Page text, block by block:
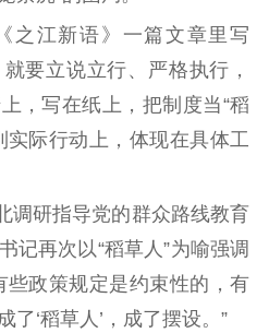
江新语》一篇文章里写
要立说立行、严格执行，
，写在纸上，把制度当“稻
实际行动上，体现在具体工
研指导党的群众路线教育
记再次以“稻草人”为喻强调
些政策规定是约束性的，有
‘稻草人’，成了摆设。”